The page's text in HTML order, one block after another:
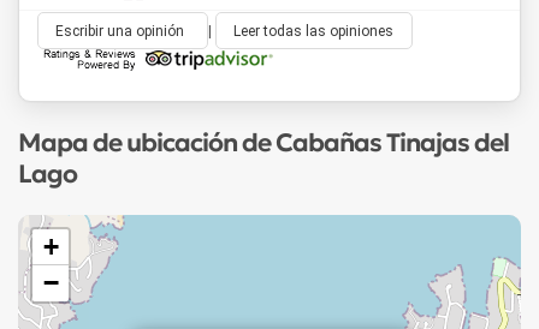
Escribir una opinión Leer todas las opiniones
Mapa de ubicación de Cabañas Tinajas del
Lago
+
−